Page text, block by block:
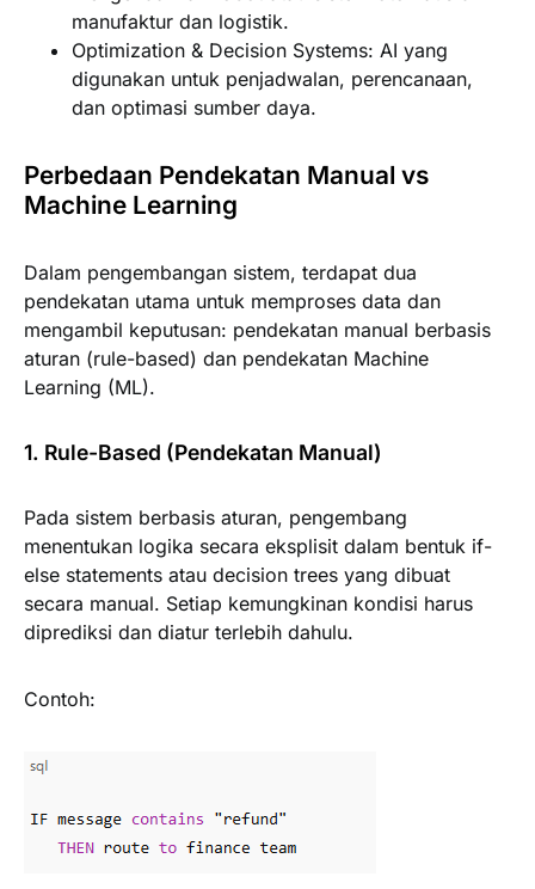
manufaktur dan logistik.
Optimization & Decision Systems: AI yang
digunakan untuk penjadwalan, perencanaan,
dan optimasi sumber daya.
Perbedaan Pendekatan Manual vs
Machine Learning
Dalam pengembangan sistem, terdapat dua
pendekatan utama untuk memproses data dan
mengambil keputusan: pendekatan manual berbasis
aturan (rule-based) dan pendekatan Machine
Learning (ML).
1. Rule-Based (Pendekatan Manual)
Pada sistem berbasis aturan, pengembang
menentukan logika secara eksplisit dalam bentuk if-
else statements atau decision trees yang dibuat
secara manual. Setiap kemungkinan kondisi harus
diprediksi dan diatur terlebih dahulu.
Contoh: